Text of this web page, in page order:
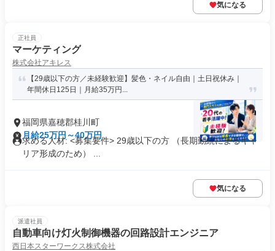
気になる
正社員
マーケティング
株式会社アキレス
【29歳以下の方／未経験歓迎】髪色・ネイル自由｜土日祝休み｜
年間休日125日｜月給35万円...
福岡県嘉穂郡桂川町
月給25万円～40万円
求める人材: <募集要件> 29歳以下の方 （長期勤続によるキャ
リア形成のため） ...
気になる
派遣社員
自動車向け灯火制御機器の回路設計エンジニア
西日本スターワークス株式会社